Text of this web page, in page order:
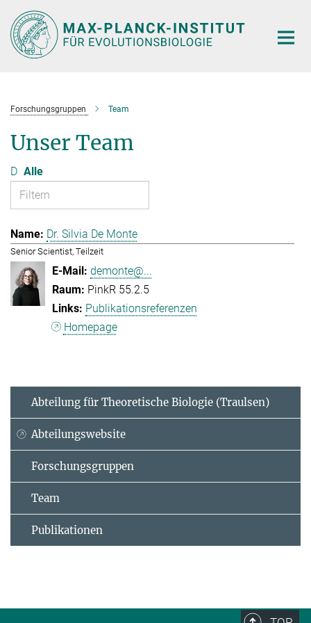
Hauptinhalt
Forschungsgruppen Team
Unser Team
D Alle
Dr. Silvia De Monte
Senior Scientist, Teilzeit
demonte@...
PinkR 55.2.5
Publikationsreferenzen
Homepage
Abteilung für Theoretische Biologie (Traulsen)
Abteilungswebsite
Forschungsgruppen
Team
Publikationen